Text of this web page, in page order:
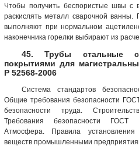
Чтобы получить беспористые швы с
раскислять металл сварочной
выполняют при нормальном
наконечника горелки выбирают из
45. Трубы стальные
покрытиями для
Р 52568-2006
Система стандартов
Общие требования безопасности
безопасности труда.
Требования безопасности ГОСТ
Атмосфера. Правила
веществ промышленными